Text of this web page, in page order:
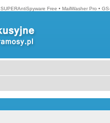
SUPERAntiSpyware Free • MailWasher Pro •